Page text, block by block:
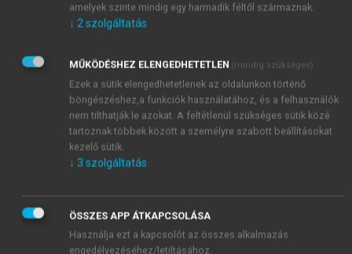
amelyek szinte mindig egy harmadik féltől származnak.
↓ 2 szolgáltatás
MŰKÖDÉSHEZ ELENGEDHETETLEN (mindig szükséges)
Ezek a sütik elengedhetetlenek az oldalunkon történő
böngészéshez,a funkciók használatához, és a felhasználók
nem tilthatják le azokat. A feltétlenül szükséges sütik közé
tartoznak többek között a személyre szabott beállításokat
kezelő sütik.
↓ 3 szolgáltatás
ÖSSZES APP ÁTKAPCSOLÁSA
Használja ezt a kapcsolót az összes alkalmazás
engedélyezéséhez/letiltásához.